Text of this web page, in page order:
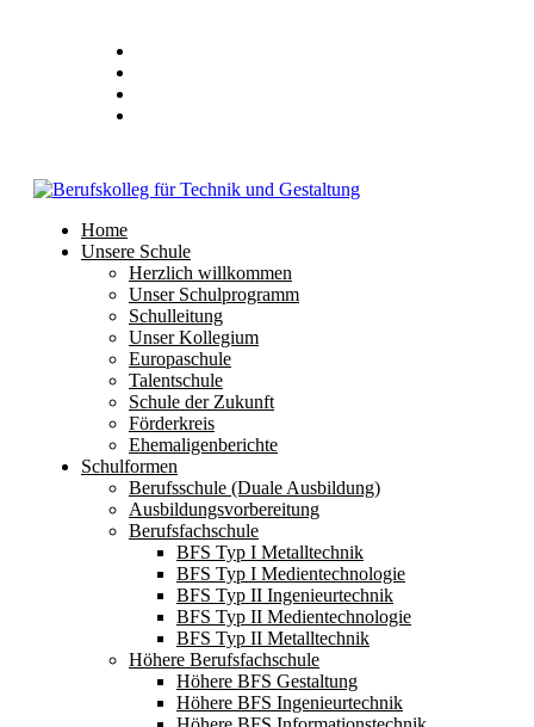
Home
Unsere Schule
Herzlich willkommen
Unser Schulprogramm
Schulleitung
Unser Kollegium
Europaschule
Talentschule
Schule der Zukunft
Förderkreis
Ehemaligenberichte
Schulformen
Berufsschule (Duale Ausbildung)
Ausbildungsvorbereitung
Berufsfachschule
BFS Typ I Metalltechnik
BFS Typ I Medientechnologie
BFS Typ II Ingenieurtechnik
BFS Typ II Medientechnologie
BFS Typ II Metalltechnik
Höhere Berufsfachschule
Höhere BFS Gestaltung
Höhere BFS Ingenieurtechnik